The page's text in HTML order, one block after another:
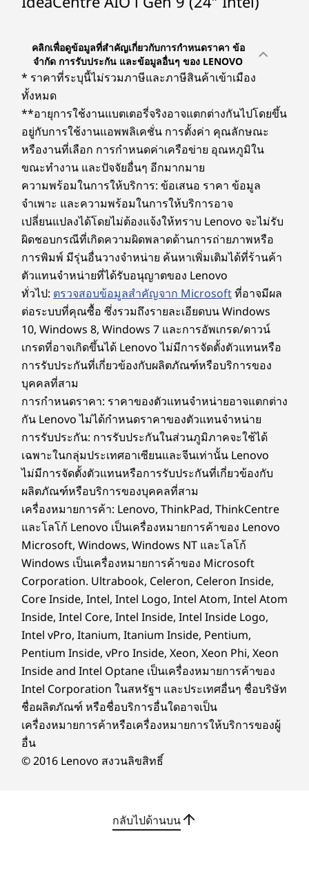
ชัดเจนยิ่งขึ้น คมชัดยิ่งขึ้น ไร้สิ่งรบกวน
ไม่พลาดทุกการติดต่อด้วยความคมชัดที่เหนือชั้น
ก้าวเข้าสู่การสนทนาทางวิดีโออีกระดับด้วยเว็บแคม
5MP ที่จับคู่กับ Lenovo Smart Meeting ซึ่งเป็น
โซลูชันกล้องที่ใช้อัลกอริทึม AI ที่จะดูแลทุกความ
ต้องการในการสนทนาทางวิดีโอของคุณ และ
เทคโนโลยีการตัดเสียงรบกวนอัจฉริยะทำให้คุณไม่
ต้องกังวลกับสิ่งรบกวนรอบข้างในระหว่างการ
สนทนาทางวิดีโอแชท
ออกแบบตามหลักการยศาสตร์ ตั้งแต่การสัมผัสไป
เปลี่ยนวิธีการมีส่วนร่วมและโต้ตอบกับคอมพิวเตอร์
ของคุณผ่านการนำทางที่ง่ายดายของหน้าจอสัมผัส
เสริมของ IdeaCentre AIO i การเลือก การลาก และ
การคลิกที่ใช้งานง่ายทำให้การนำทางเป็นเรื่องง่าย
และบานพับแบบปรับเอียงได้ที่ปรับได้ตั้งแต่ -5° ถึง
15° ทำให้คุณมั่นใจได้ว่าจะมีมุมมองที่เหมาะสม
ที่สุดในทุกความสูงและทุกท่าทาง
2 x USB-A 2.0
HDMI ขาออก 2.1
HDMI ขาเข้า
ด้านข้าง
หูฟัง / ไมค์แบบคอมโบ
USB-C 3.2 Gen 2
* ความเร็วในการถ่ายโอนของพอร์ต USB เป็นค่าโดยประมาณและขึ้นอยู่กับหลายปัจจัย เช่น
ความสามารถในการประมวลผลของอุปกรณ์โฮสต์/อุปกรณ์ต่อพ่วง คุณลักษณะของไฟล์ การ
กำหนดค่าระบบและสภาพแวดล้อมการทำงาน ทั้งนี้ ความเร็วในการใช้งานจริงจะแตกต่างกันไป
และอาจน้อยกว่าที่คาดไว้
ระบบไร้สาย
Wi-Fi 6 (2 x 2 802.11 ax)
การ์ดคอมโบ Bluetooth®5.2
Specifications may vary depending upon region / model.
การออกแบบ
จอภาพ
FHD (1920 x 1080) ขนาด 23.8 นิ้ว, IPS, 16:9, 100Hz, sRGB
99%, 250 นิต, คุณสมบัติลดแสงสีฟ้า, หน้าจอสัมผัสเสริม
ขนาด (สูง x กว้าง x ลึก)
431 มม. x 539 มม. x 192 มม. / 16.97 นิ้ว x 21.2 นิ้ว x 7.56
นิ้ว
น้ำหนัก
เริ่มต้นที่ 6 กก. / 13.23 ปอนด์
Luna Grey
Cloud Grey
Specifications may vary depending upon region / model.
ข้อมูลอื่นๆ
ซอฟต์แวร์ที่โหลดไว้ล่วงหน้า
Lenovo Vantage
- หูฟัง / ไมค์แบบคอมโบ
คลิกเพื่อดูข้อมูลที่สำคัญเกี่ยวกับการกำหนดราคา ข้อ
จำกัด การรับประกัน และข้อมูลอื่นๆ ของ LENOVO
* ราคาที่ระบุนี้ไม่รวมภาษีและภาษีสินค้าเข้าเมือง
ทั้งหมด
**อายุการใช้งานแบตเตอรี่จริงอาจแตกต่างกันไปโดยขึ้น
อยู่กับการใช้งานแอพพลิเคชั่น การตั้งค่า คุณลักษณะ
หรืองานที่เลือก การกำหนดค่าเครือข่าย อุณหภูมิใน
ขณะทำงาน และปัจจัยอื่นๆ อีกมากมาย
ความพร้อมในการให้บริการ: ข้อเสนอ ราคา ข้อมูล
จำเพาะ และความพร้อมในการให้บริการอาจ
เปลี่ยนแปลงได้โดยไม่ต้องแจ้งให้ทราบ Lenovo จะไม่รับ
ผิดชอบกรณีที่เกิดความผิดพลาดด้านการถ่ายภาพหรือ
การพิมพ์ มีรุ่นอื่นวางจำหน่าย ค้นหาเพิ่มเติมได้ที่ร้านค้า
ตัวแทนจำหน่ายที่ได้รับอนุญาตของ Lenovo
ทั่วไป: ตรวจสอบข้อมูลสำคัญจาก Microsoftที่อาจมีผล
ต่อระบบที่คุณซื้อ ซึ่งรวมถึงรายละเอียดบน Windows
10, Windows 8, Windows 7 และการอัพเกรด/ดาวน์
เกรดที่อาจเกิดขึ้นได้ Lenovo ไม่มีการจัดตั้งตัวแทนหรือ
การรับประกันที่เกี่ยวข้องกับผลิตภัณฑ์หรือบริการของ
บุคคลที่สาม
การกำหนดราคา: ราคาของตัวแทนจำหน่ายอาจแตกต่าง
กัน Lenovo ไม่ได้กำหนดราคาของตัวแทนจำหน่าย
การรับประกัน: การรับประกันในส่วนภูมิภาคจะใช้ได้
เฉพาะในกลุ่มประเทศอาเซียนและจีนเท่านั้น Lenovo
ไม่มีการจัดตั้งตัวแทนหรือการรับประกันที่เกี่ยวข้องกับ
ผลิตภัณฑ์หรือบริการของบุคคลที่สาม
เครื่องหมายการค้า: Lenovo, ThinkPad, ThinkCentre
และโลโก้ Lenovo เป็นเครื่องหมายการค้าของ Lenovo
Microsoft, Windows, Windows NT และโลโก้
Windows เป็นเครื่องหมายการค้าของ Microsoft
Corporation. Ultrabook, Celeron, Celeron Inside,
Core Inside, Intel, Intel Logo, Intel Atom, Intel Atom
Inside, Intel Core, Intel Inside, Intel Inside Logo,
Intel vPro, Itanium, Itanium Inside, Pentium,
Pentium Inside, vPro Inside, Xeon, Xeon Phi, Xeon
Inside and Intel Optane เป็นเครื่องหมายการค้าของ
Intel Corporation ในสหรัฐฯ และประเทศอื่นๆ ชื่อบริษัท
ชื่อผลิตภัณฑ์ หรือชื่อบริการอื่นใดอาจเป็น
เครื่องหมายการค้าหรือเครื่องหมายการให้บริการของผู้
อื่น
© 2016 Lenovo สงวนลิขสิทธิ์
กลับไปด้านบน